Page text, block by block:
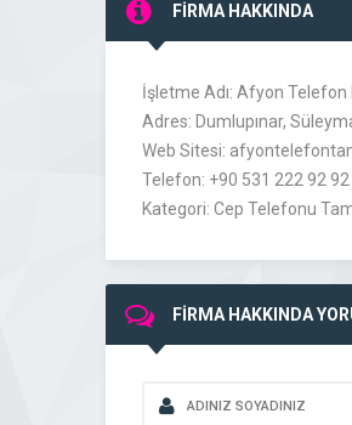
FİRMA HAKKINDA
İşletme Adı: Afyon
Adres: Dumlupınar,
Web Sitesi:
Telefon: +90 531 222 92 92
Kategori: Cep Telefonu
FİRMA HAKKINDA